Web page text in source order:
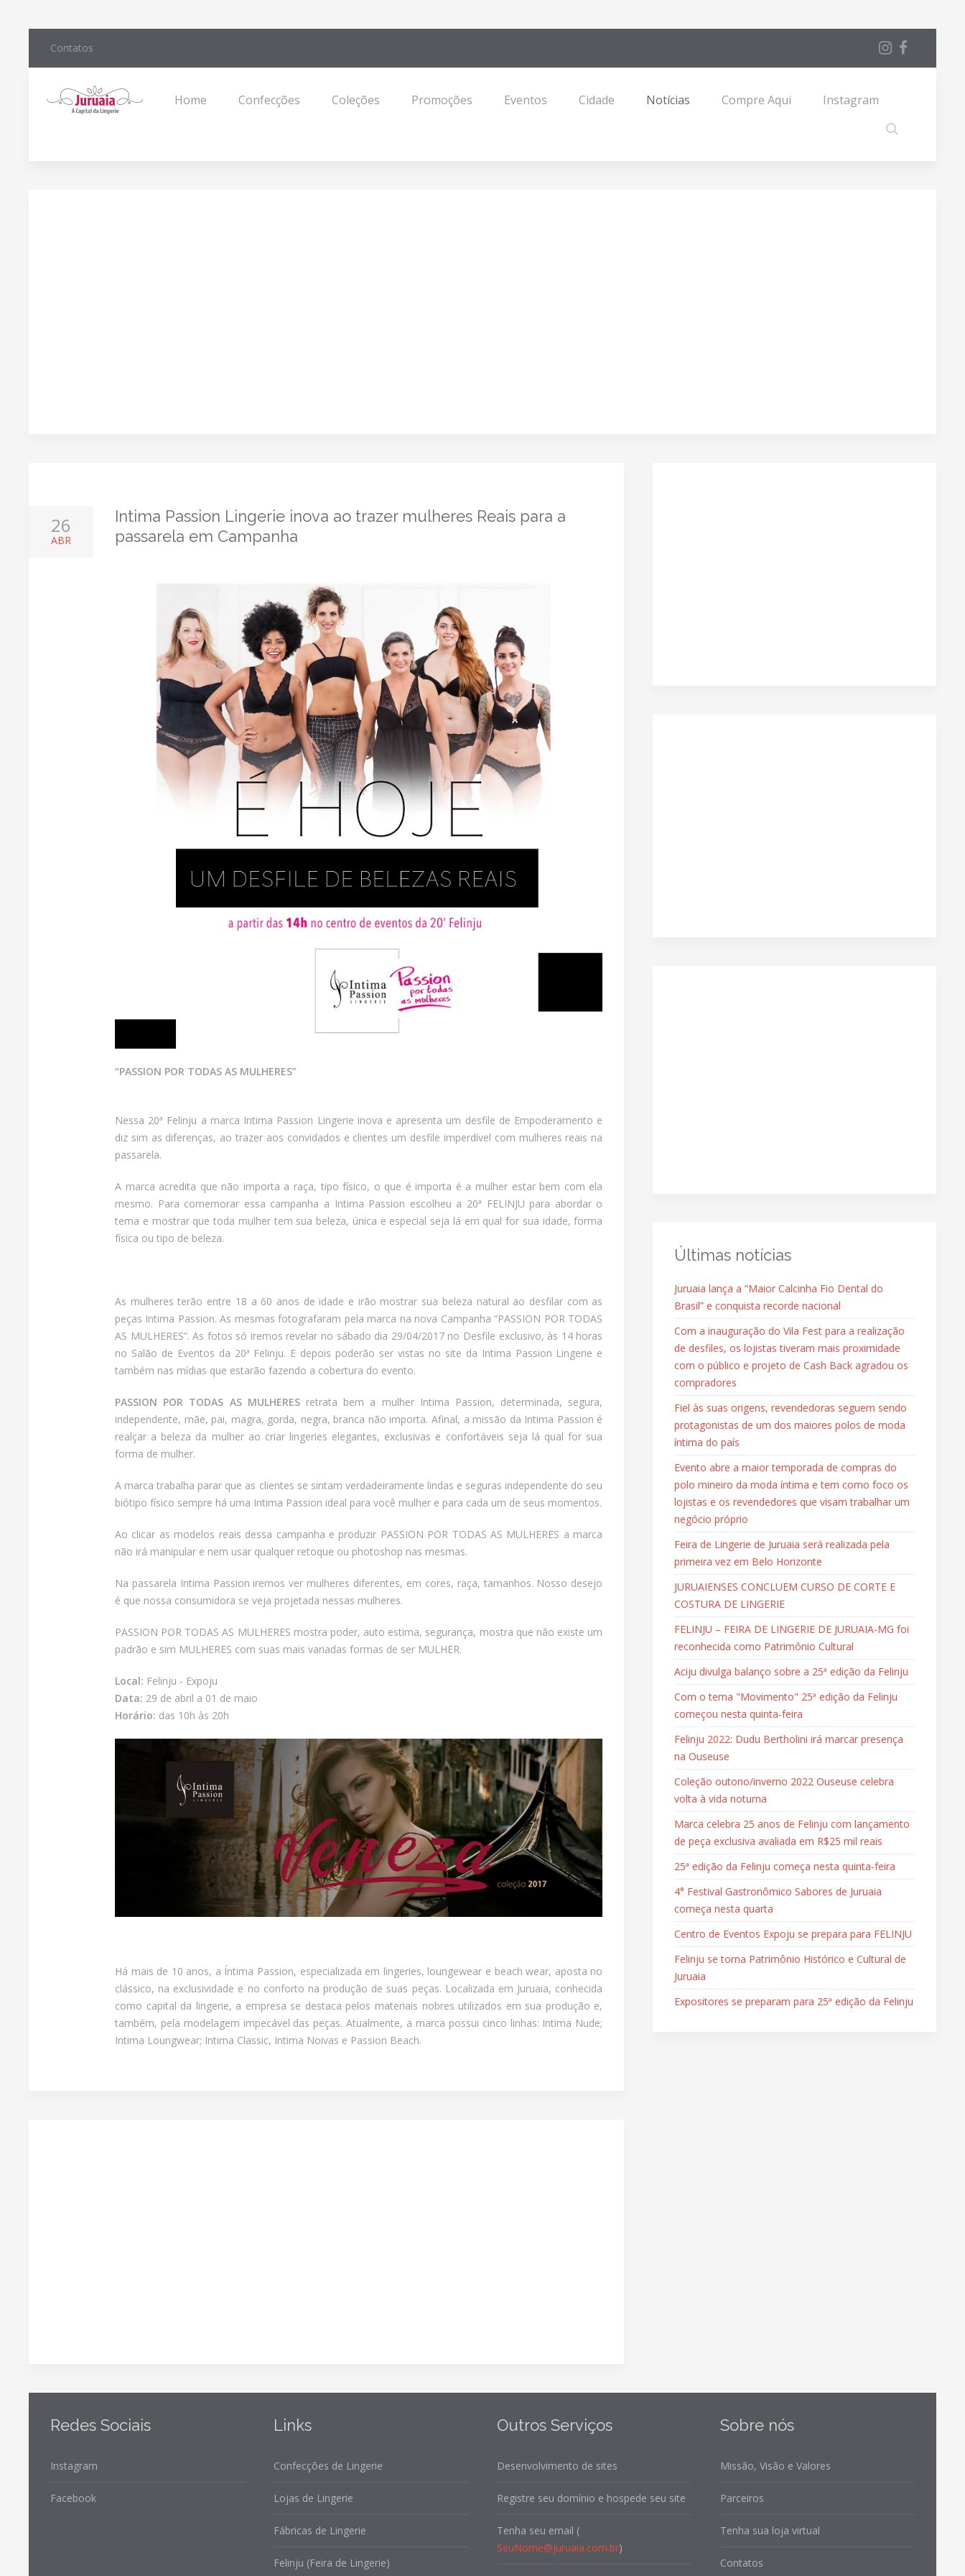
Contatos
Home Confecções Coleções Promoções Eventos Cidade Notícias Compre Aqui Instagram
26
ABR
Intima Passion Lingerie inova ao trazer mulheres Reais para a
passarela em Campanha
“PASSION POR TODAS AS MULHERES”
Nessa 20ª Felinju a marca Intima Passion Lingerie inova e apresenta um desfile de Empoderamento e
diz sim as diferenças, ao trazer aos convidados e clientes um desfile imperdível com mulheres reais na
passarela.
A marca acredita que não importa a raça, tipo físico, o que é importa é a mulher estar bem com ela
mesmo. Para comemorar essa campanha a Intima Passion escolheu a 20ª FELINJU para abordar o
tema e mostrar que toda mulher tem sua beleza, única e especial seja lá em qual for sua idade, forma
física ou tipo de beleza.
As mulheres terão entre 18 a 60 anos de idade e irão mostrar sua beleza natural ao desfilar com as
peças Intima Passion. As mesmas fotografaram pela marca na nova Campanha “PASSION POR TODAS
AS MULHERES”. As fotos só iremos revelar no sábado dia 29/04/2017 no Desfile exclusivo, às 14 horas
no Salão de Eventos da 20ª Felinju. E depois poderão ser vistas no site da Intima Passion Lingerie e
também nas mídias que estarão fazendo a cobertura do evento.
PASSION POR TODAS AS MULHERESretrata bem a mulher Intima Passion, determinada, segura,
independente, mãe, pai, magra, gorda, negra, branca não importa. Afinal, a missão da Intima Passion é
realçar a beleza da mulher ao criar lingeries elegantes, exclusivas e confortáveis seja lá qual for sua
forma de mulher.
A marca trabalha parar que as clientes se sintam verdadeiramente lindas e seguras independente do seu
biótipo físico sempre há uma Intima Passion ideal para você mulher e para cada um de seus momentos.
Ao clicar as modelos reais dessa campanha e produzir PASSION POR TODAS AS MULHERES a marca
não irá manipular e nem usar qualquer retoque ou photoshop nas mesmas.
Na passarela Intima Passion iremos ver mulheres diferentes, em cores, raça, tamanhos. Nosso desejo
é que nossa consumidora se veja projetada nessas mulheres.
PASSION POR TODAS AS MULHERES mostra poder, auto estima, segurança, mostra que não existe um
padrão e sim MULHERES com suas mais variadas formas de ser MULHER.
Local: Felinju - Expoju
Data: 29 de abril a 01 de maio
Horário: das 10h às 20h
Há mais de 10 anos, a Íntima Passion, especializada em lingeries, loungewear e beach wear, aposta no
clássico, na exclusividade e no conforto na produção de suas peças. Localizada em Juruaia, conhecida
como capital da lingerie, a empresa se destaca pelos materiais nobres utilizados em sua produção e,
também, pela modelagem impecável das peças. Atualmente, a marca possui cinco linhas: Intima Nude;
Intima Loungwear; Intima Classic, Intima Noivas e Passion Beach.
Últimas notícias
Juruaia lança a “Maior Calcinha Fio Dental do
Brasil” e conquista recorde nacional
Com a inauguração do Vila Fest para a realização
de desfiles, os lojistas tiveram mais proximidade
com o público e projeto de Cash Back agradou os
compradores
Fiel às suas origens, revendedoras seguem sendo
protagonistas de um dos maiores polos de moda
íntima do país
Evento abre a maior temporada de compras do
polo mineiro da moda íntima e tem como foco os
lojistas e os revendedores que visam trabalhar um
negócio próprio
Feira de Lingerie de Juruaia será realizada pela
primeira vez em Belo Horizonte
JURUAIENSES CONCLUEM CURSO DE CORTE E
COSTURA DE LINGERIE
FELINJU – FEIRA DE LINGERIE DE JURUAIA-MG foi
reconhecida como Patrimônio Cultural
Aciju divulga balanço sobre a 25ª edição da Felinju
Com o tema "Movimento" 25ª edição da Felinju
começou nesta quinta-feira
Felinju 2022: Dudu Bertholini irá marcar presença
na Ouseuse
Coleção outono/inverno 2022 Ouseuse celebra
volta à vida noturna
Marca celebra 25 anos de Felinju com lançamento
de peça exclusiva avaliada em R$25 mil reais
25ª edição da Felinju começa nesta quinta-feira
4° Festival Gastronômico Sabores de Juruaia
começa nesta quarta
Centro de Eventos Expoju se prepara para FELINJU
Felinju se torna Patrimônio Histórico e Cultural de
Juruaia
Expositores se preparam para 25ª edição da Felinju
Redes Sociais
Instagram
Facebook
Links
Confecções de Lingerie
Lojas de Lingerie
Fábricas de Lingerie
Felinju (Feira de Lingerie)
Outros Serviços
Desenvolvimento de sites
Registre seu domínio e hospede seu site
Tenha seu email (
SeuNome@juruaia.com.br)
Sobre nós
Missão, Visão e Valores
Parceiros
Tenha sua loja virtual
Contatos